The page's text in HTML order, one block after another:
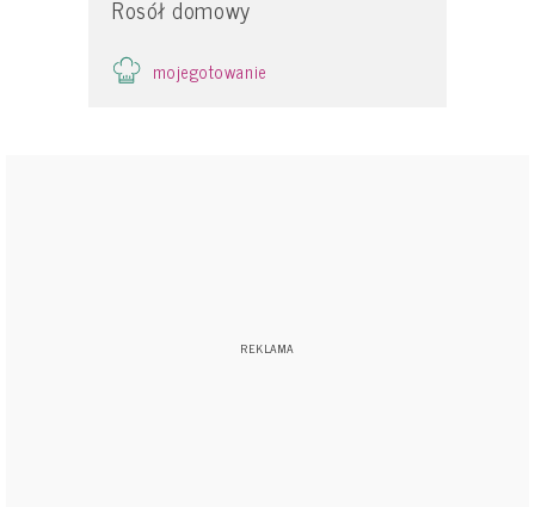
Rosół domowy
mojegotowanie